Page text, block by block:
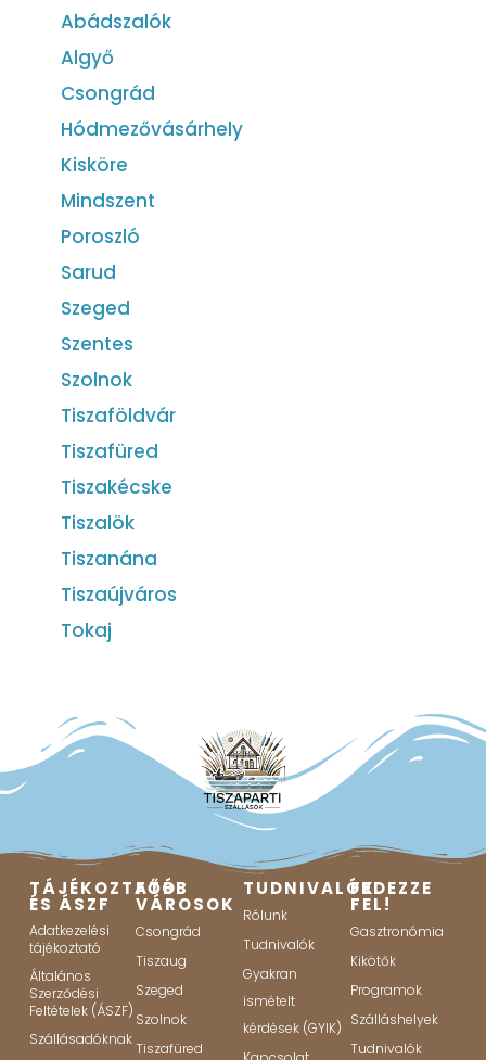
Abádszalók
Algyő
Csongrád
Hódmezővásárhely
Kisköre
Mindszent
Poroszló
Sarud
Szeged
Szentes
Szolnok
Tiszaföldvár
Tiszafüred
Tiszakécske
Tiszalök
Tiszanána
Tiszaújváros
Tokaj
TÁJÉKOZTATÓ
ÉS ÁSZF
Adatkezelési
tájékoztató
Általános
Szerződési
Feltételek (ÁSZF)
Szállásadóknak
FŐBB
VÁROSOK
Csongrád
Tiszaug
Szeged
Szolnok
Tiszafüred
TUDNIVALÓK
Rólunk
Tudnivalók
Gyakran
ismételt
kérdések (GYIK)
FEDEZZE
FEL!
Gasztronómia
Kikötők
Programok
Szálláshelyek
Tudnivalók